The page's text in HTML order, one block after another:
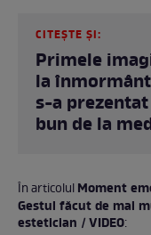
CITEȘTE ȘI:
Primele
la
s-a
bun de la
În articolulMoment
Gestul făcut de mai
estetician / VIDEO: